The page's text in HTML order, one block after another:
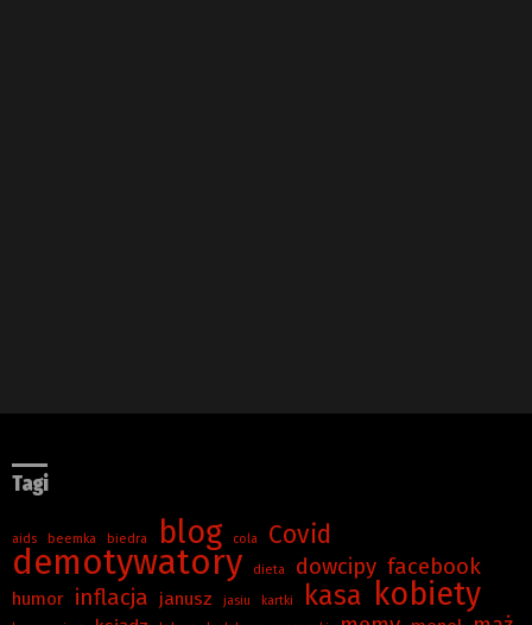
Tagi
aids beemka biedra blog cola Covid
demotywatory dieta dowcipy facebook
humor inflacja janusz jasiu kartki kasa kobiety